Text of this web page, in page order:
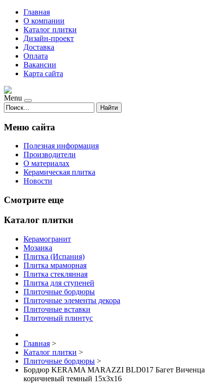
Главная
О компании
Каталог плитки
Дизайн-проект
Доставка
Оплата
Вакансии
Карта сайта
Menu
Найти
Меню сайта
Полезная информация
Производители
О материалах
Керамическая плитка
Новости
Смотрите еще
Каталог плитки
Керамогранит
Мозаика
Плитка (Испания)
Плитка мраморная
Плитка стеклянная
Плитка для ступеней
Плиточные бордюры
Плиточные элементы декора
Плиточные вставки
Плиточный плинтус
Главная >
Каталог плитки >
Плиточные бордюры >
Бордюр KERAMA MARAZZI BLD017 Багет Виченца
коричневый темный 15х3х16